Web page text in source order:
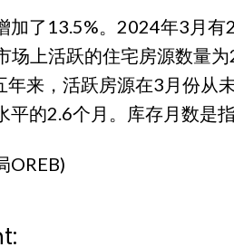
加了13.5%。2024年3月
场上活跃的住宅房源数量
年来，活跃房源在3月份
平的2.6个月。库存月数是
OREB)